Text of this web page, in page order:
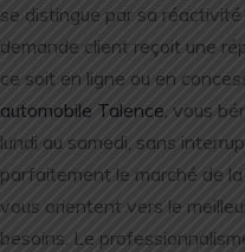
se distingue par sa
demande client reçoit une
ce soit en ligne ou en
automobile Talence , vous
lundi au samedi, sans
parfaitement le marché de la
vous orientent vers le
besoins. Le